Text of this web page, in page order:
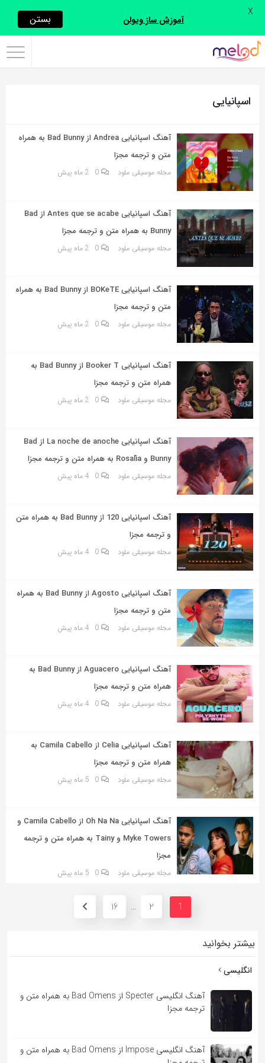
اشتراک
با
از
زیر
می‌توانید
این
صفحه
دوستان
خود
به
اشتراک
بگذارید.
کپی
اسپانیایی
آهنگ اسپانیایی Andrea از Bad Bunny به همراه
متن و ترجمه مجزا
مجله موسیقی ملود 0 2 ماه پیش
آهنگ اسپانیایی Antes que se acabe از Bad
Bunny به همراه متن و ترجمه مجزا
مجله موسیقی ملود 0 2 ماه پیش
آهنگ اسپانیایی BOKeTE از Bad Bunny به همراه
متن و ترجمه مجزا
مجله موسیقی ملود 0 2 ماه پیش
آهنگ اسپانیایی Booker T از Bad Bunny به
همراه متن و ترجمه مجزا
مجله موسیقی ملود 0 2 ماه پیش
آهنگ اسپانیایی La noche de anoche از Bad
Bunny و Rosalía به همراه متن و ترجمه مجزا
مجله موسیقی ملود 0 4 ماه پیش
آهنگ اسپانیایی 120 از Bad Bunny به همراه متن
و ترجمه مجزا
مجله موسیقی ملود 0 4 ماه پیش
آهنگ اسپانیایی Agosto از Bad Bunny به همراه
متن و ترجمه مجزا
مجله موسیقی ملود 0 4 ماه پیش
آهنگ اسپانیایی Aguacero از Bad Bunny به
همراه متن و ترجمه مجزا
مجله موسیقی ملود 0 4 ماه پیش
آهنگ اسپانیایی Celia از Camila Cabello به
همراه متن و ترجمه مجزا
مجله موسیقی ملود 0 5 ماه پیش
آهنگ اسپانیایی Oh Na Na از Camila Cabello و
Myke Towers و Tainy به همراه متن و ترجمه
مجزا
مجله موسیقی ملود 0 5 ماه پیش
1
2
…
16
بیشتر بخوانید
انگلیسی
آهنگ انگلیسی Specter از Bad Omens به همراه متن و
ترجمه مجزا
آهنگ انگلیسی Impose از Bad Omens به همراه متن و
آموزش ساز ویولن بستن X